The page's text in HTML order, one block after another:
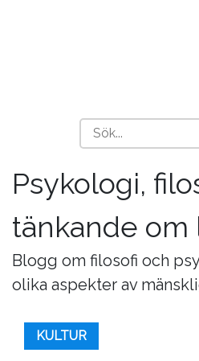
Psykologi,
tänkande om
Blogg om filosofi och
olika aspekter av
KULTUR